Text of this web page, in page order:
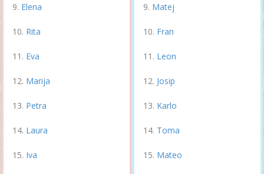
Elena
Rita
Eva
Marija
Petra
Laura
Iva
Matej
Fran
Leon
Josip
Karlo
Toma
Mateo